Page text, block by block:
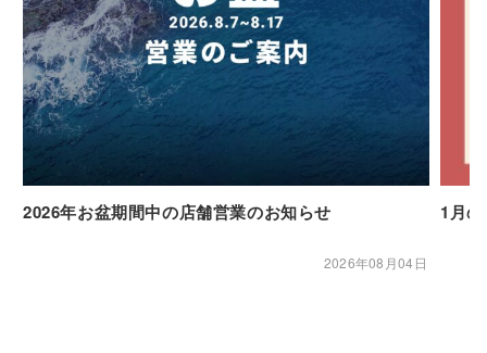
2026年お盆期間中の店舗営業のお知らせ
2026年08月04日
1月